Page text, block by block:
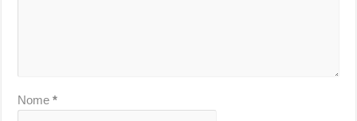
Nome*